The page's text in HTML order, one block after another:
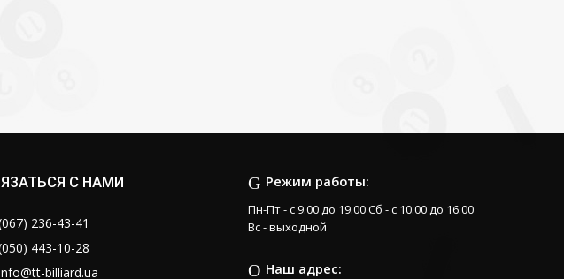
Режим работы:
Пн-Пт - с 9.00 до 19.00 Сб - с 10.00 до 16.00
Вс - выходной
Наш адрес:
С НАМИ
236-43-41
443-10-28
billiard.ua